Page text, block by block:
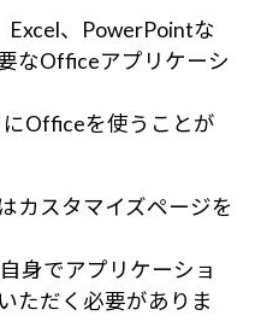
、PowerPointな
なOfficeアプリケーシ
Officeを使うことが
カスタマイズページを
身でアプリケーショ
ただく必要がありま